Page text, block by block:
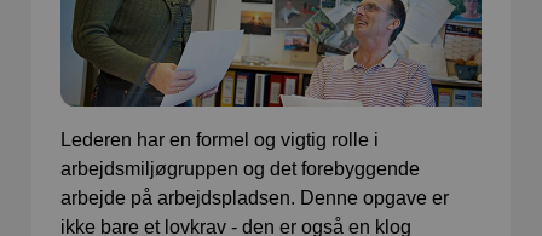
Lederen har en formel og vigtig rolle i
arbejdsmiljøgruppen og det forebyggende
arbejde på arbejdspladsen. Denne opgave er
ikke bare et lovkrav - den er også en klog